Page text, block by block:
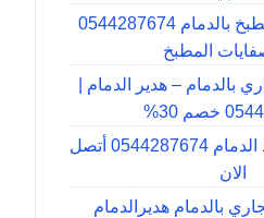
تسليك مجاري المطبخ بالدمام 0544287674
المطبخ
بالدمام – هدير الدمام |
30%
تركيب شبك النوافذ الدمام 0544287674 أتصل
الان
بالدمام هديرالدمام